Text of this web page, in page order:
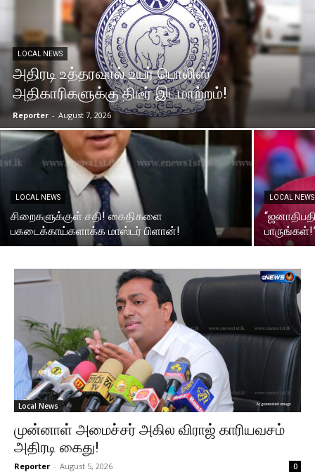
LOCAL NEWS
அதிரடி உத்தரவால் உயர் பொலிஸ்
அதிகாரிகளுக்கு திடீர் இடமாற்றம்!
Reporter - August 7, 2026
LOCAL NEWS
சிறைகளுக்குள் சதி! கைதிகளை
பகடைக்காய்களாக்க மாஸ்டர் பிளான்!
LOCAL NEWS
Local News
முன்னாள் அமைச்சர் அகில விராஜ் காரியவசம்
அதிரடி கைது!
Reporter - August 5, 2026 0